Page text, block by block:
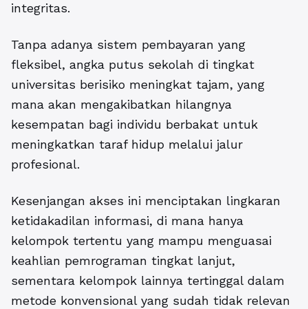
integritas.
Tanpa adanya sistem pembayaran yang
fleksibel, angka putus sekolah di tingkat
universitas berisiko meningkat tajam, yang
mana akan mengakibatkan hilangnya
kesempatan bagi individu berbakat untuk
meningkatkan taraf hidup melalui jalur
profesional.
Kesenjangan akses ini menciptakan lingkaran
ketidakadilan informasi, di mana hanya
kelompok tertentu yang mampu menguasai
keahlian pemrograman tingkat lanjut,
sementara kelompok lainnya tertinggal dalam
metode konvensional yang sudah tidak relevan